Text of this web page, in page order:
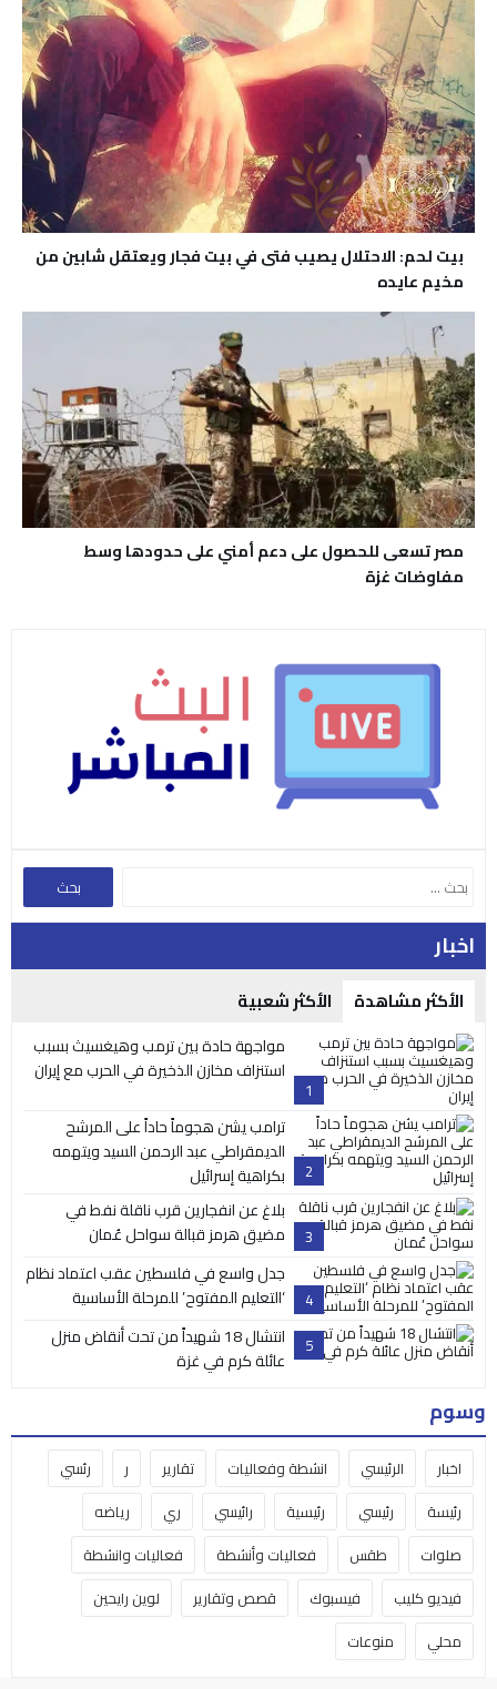
بيت لحم: الاحتلال يصيب فتى في بيت فجار ويعتقل شابين من
مخيم عايده
مصر تسعى للحصول على دعم أمني على حدودها وسط
مفاوضات غزة
اخبار
الأكثر مشاهدة الأكثر شعبية
1
مواجهة حادة بين ترمب وهيغسيث بسبب
استنزاف مخازن الذخيرة في الحرب مع إيران
2
ترامب يشن هجوماً حاداً على المرشح
الديمقراطي عبد الرحمن السيد ويتهمه
بكراهية إسرائيل
3
بلاغ عن انفجارين قرب ناقلة نفط في
مضيق هرمز قبالة سواحل عُمان
4
جدل واسع في فلسطين عقب اعتماد نظام
‘التعليم المفتوح’ للمرحلة الأساسية
5
انتشال 18 شهيداً من تحت أنقاض منزل
عائلة كرم في غزة
وسوم
اخبار الرئيسي انشطة وفعاليات تقارير ر
رئسي
رئيسة
رئيسي رئيسية رائيسي ري
رياضه
صلوات
طقس فعاليات وأنشطة
فعاليات وانشطة
فيديو كليب
فيسبوك قصص وتقارير
لوين رايحين
محلي
منوعات